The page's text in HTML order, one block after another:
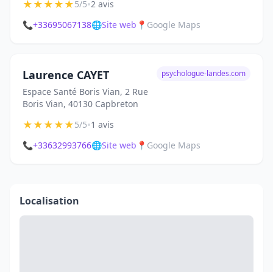
★★★★★5/5•2 avis
📞+33695067138🌐Site web 📍 Google Maps
Laurence CAYET
Espace Santé Boris Vian, 2 Rue
Boris Vian, 40130 Capbreton
psychologue-landes.com
★★★★★5/5•1 avis
📞+33632993766🌐Site web 📍 Google Maps
Localisation